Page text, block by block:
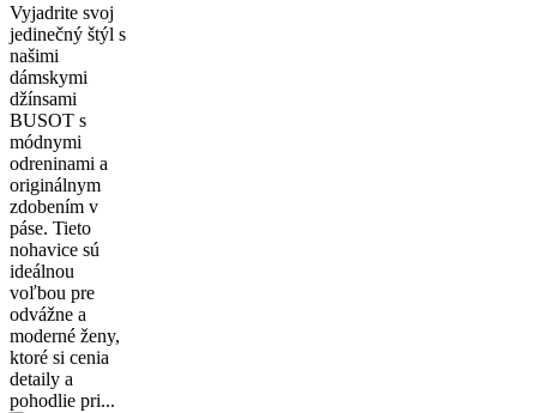
Vyjadrite svoj
jedinečný štýl s
našimi
dámskymi
džínsami
BUSOT s
módnymi
odreninami a
originálnym
zdobením v
páse. Tieto
nohavice sú
ideálnou
voľbou pre
odvážne a
moderné ženy,
ktoré si cenia
detaily a
pohodlie pri...